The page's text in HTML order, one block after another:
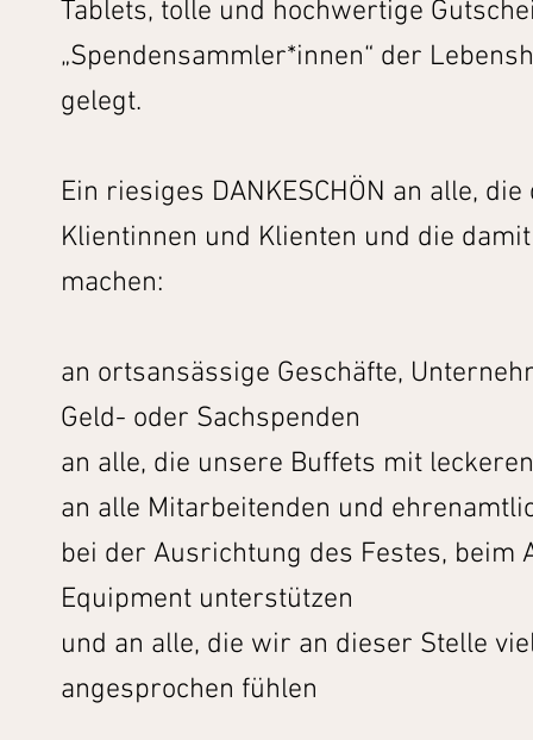
Tablets, tolle und hochwertige
„Spendensammler*innen“ der
gelegt.
Ein riesiges DANKESCHÖN an alle,
Klientinnen und Klienten und die
machen:
an ortsansässige Geschäfte,
Geld- oder Sachspenden
an alle, die unsere Buffets mit
an alle Mitarbeitenden und
bei der Ausrichtung des Festes, beim
Equipment unterstützen
und an alle, die wir an dieser Stelle
angesprochen fühlen